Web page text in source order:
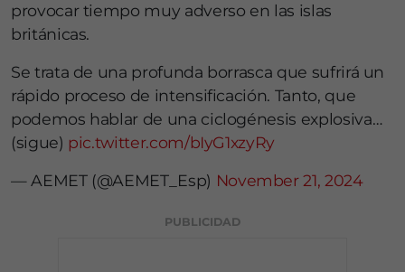
provocar tiempo muy adverso en las islas
británicas.
Se trata de una profunda borrasca que sufrirá un
rápido proceso de intensificación. Tanto, que
podemos hablar de una ciclogénesis explosiva…
(sigue) pic.twitter.com/bIyG1xzyRy
— AEMET (@AEMET_Esp) November 21, 2024
PUBLICIDAD